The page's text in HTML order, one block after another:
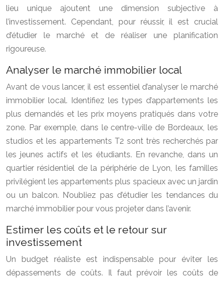
lieu unique ajoutent une dimension subjective à
l’investissement. Cependant, pour réussir, il est crucial
d’étudier le marché et de réaliser une planification
rigoureuse.
Analyser le marché immobilier local
Avant de vous lancer, il est essentiel d’analyser le marché
immobilier local. Identifiez les types d’appartements les
plus demandés et les prix moyens pratiqués dans votre
zone. Par exemple, dans le centre-ville de Bordeaux, les
studios et les appartements T2 sont très recherchés par
les jeunes actifs et les étudiants. En revanche, dans un
quartier résidentiel de la périphérie de Lyon, les familles
privilégient les appartements plus spacieux avec un jardin
ou un balcon. N’oubliez pas d’étudier les tendances du
marché immobilier pour vous projeter dans l’avenir.
Estimer les coûts et le retour sur
investissement
Un budget réaliste est indispensable pour éviter les
dépassements de coûts. Il faut prévoir les coûts de